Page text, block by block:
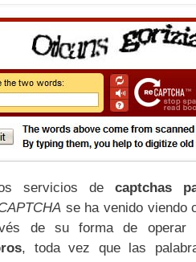
servicios de captchas
se ha venido viendo
de su forma de operar
, toda vez que las